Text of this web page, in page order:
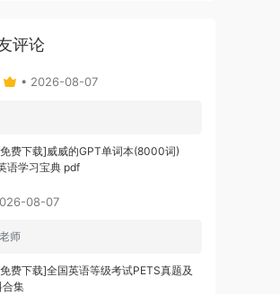
评论
• 2026-08-07
费下载]威威的GPT单词本(8000词)
语学习宝典 pdf
08-07
师
费下载]全国英语等级考试PETS真题及
合集